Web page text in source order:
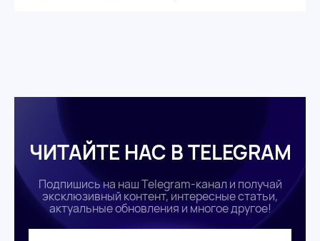
ЧИТАЙТЕ НАС В TELEGRAM
Подпишись на наш Telegram-канал и получай
эксклюзивный контент, интересные статьи,
актуальные обновления и многое другое!